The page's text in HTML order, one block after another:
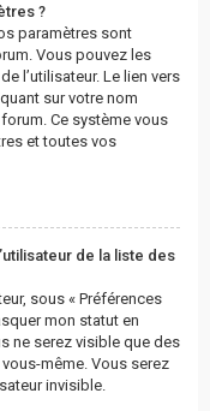
?
paramètres sont
Vous pouvez les
l’utilisateur. Le lien vers
sur votre nom
Ce système vous
et toutes vos
de la liste des
sous « Préférences
mon statut en
ne serez visible que des
même. Vous serez
invisible.